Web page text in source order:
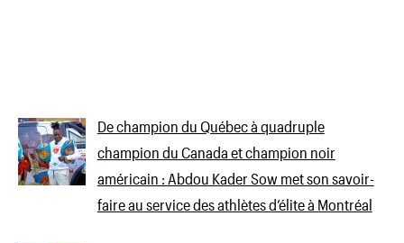
De champion du Québec à quadruple
champion du Canada et champion noir
américain : Abdou Kader Sow met son savoir-
faire au service des athlètes d’élite à Montréal